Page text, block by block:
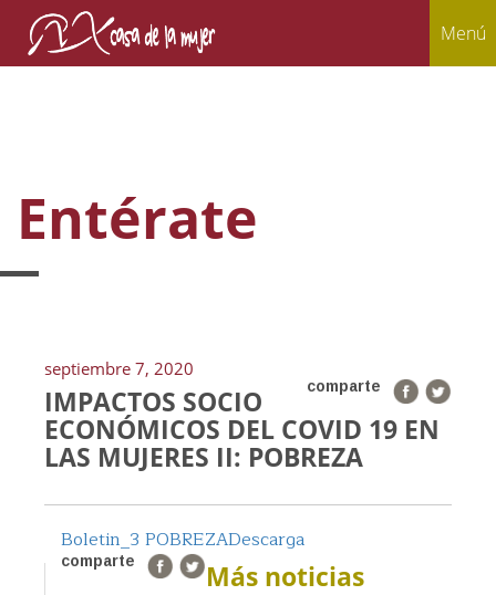
Menú
Entérate
septiembre 7, 2020
comparte
IMPACTOS SOCIO
ECONÓMICOS DEL COVID 19 EN
LAS MUJERES II: POBREZA
Boletin_3 POBREZADescarga
comparte Más noticias